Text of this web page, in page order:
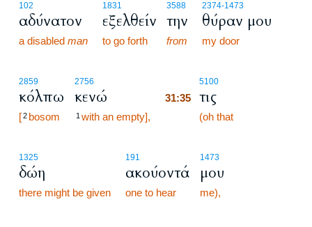
102
αδύνατον
a disabled man
1831
εξελθείν
to go forth
3588
την
from
2374-1473
θύραν μου
my door
2859
κόλπω
[2 bosom
2756
κενώ
1 with an empty],
5100
31:35 τις
(oh that
1325
δώη
there might be given
191
ακούοντά
one to hear
1473
μου
me),